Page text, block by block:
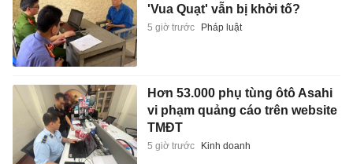
'Vua Quạt' vẫn bị khởi tố?
5 giờ trước Pháp luật
Hơn 53.000 phụ tùng ôtô Asahi
vi phạm quảng cáo trên website
TMĐT
5 giờ trước Kinh doanh